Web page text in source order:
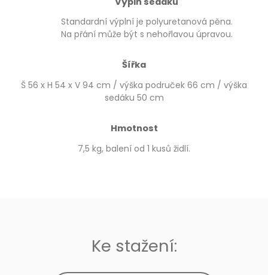
Standardní výplní je polyuretanová pěna.
Na přání může být s nehořlavou úpravou.
Šířka
Š 56 x H 54 x V 94 cm / výška područek 66 cm / výška
sedáku 50 cm
Hmotnost
7,5 kg, balení od 1 kusů židlí.
Ke stažení: